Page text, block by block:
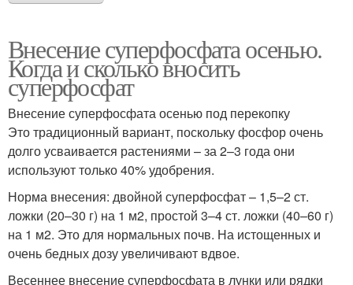
Внесение суперфосфата осенью.
Когда и сколько вносить
суперфосфат
Внесение суперфосфата осенью под перекопку
Это традиционный вариант, поскольку фосфор очень
долго усваивается растениями – за 2–3 года они
используют только 40% удобрения.
Норма внесения: двойной суперфосфат – 1,5–2 ст.
ложки (20–30 г) на 1 м2, простой 3–4 ст. ложки (40–60 г)
на 1 м2. Это для нормальных почв. На истощенных и
очень бедных дозу увеличивают вдвое.
Весеннее внесение суперфосфата в лунки или рядки